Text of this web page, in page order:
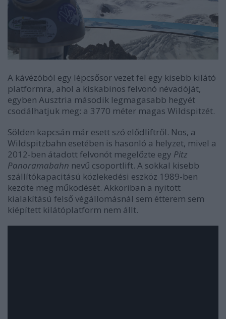
A kávézóból egy lépcsősor vezet fel egy kisebb kilátó
platformra, ahol a kiskabinos felvonó névadóját,
egyben Ausztria második legmagasabb hegyét
csodálhatjuk meg: a 3770 méter magas Wildspitzét.
Sölden kapcsán már esett szó elődliftről. Nos, a
Wildspitzbahn esetében is hasonló a helyzet, mivel a
2012-ben átadott felvonót megelőzte egy Pitz
Panoramabahn nevű csoportlift. A sokkal kisebb
szállítókapacitású közlekedési eszköz 1989-ben
kezdte meg működését. Akkoriban a nyitott
kialakítású felső végállomásnál sem étterem sem
kiépített kilátóplatform nem állt.